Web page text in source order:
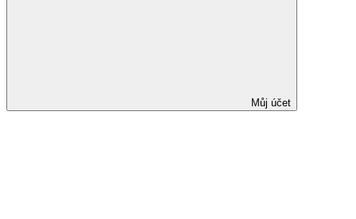
Můj účet